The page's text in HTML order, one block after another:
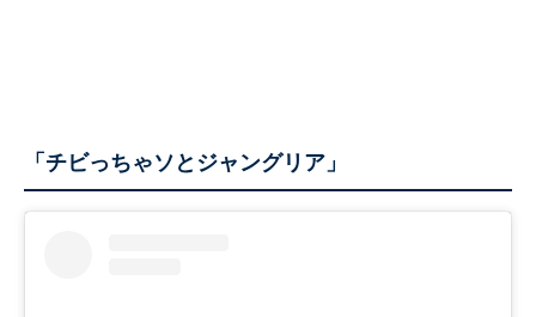
「チビっちゃソとジャングリア」